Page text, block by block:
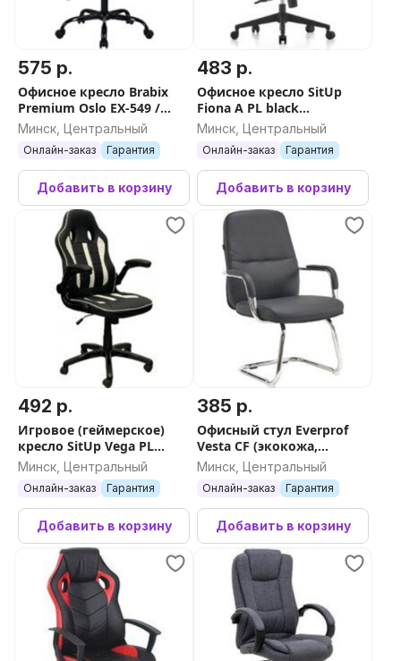
575 р.
Офисное кресло Brabix
Premium Oslo EX-549 /
532978 (черный)
Минск, Центральный
Онлайн-заказ Гарантия
Добавить в корзину
483 р.
Офисное кресло SitUp
Fiona A PL black
(black/black)
Минск, Центральный
Онлайн-заказ Гарантия
Добавить в корзину
492 р.
Игровое (геймерское)
кресло SitUp Vega PL
(экокожа Black/White)
Минск, Центральный
Онлайн-заказ Гарантия
Добавить в корзину
385 р.
Офисный стул Everprof
Vesta CF (экокожа,
черный)
Минск, Центральный
Онлайн-заказ Гарантия
Добавить в корзину